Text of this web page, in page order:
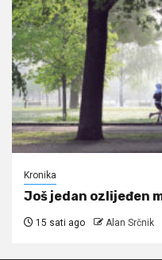
Kronika
Još jedan ozlijeđen
15 sati ago Alan Srčnik